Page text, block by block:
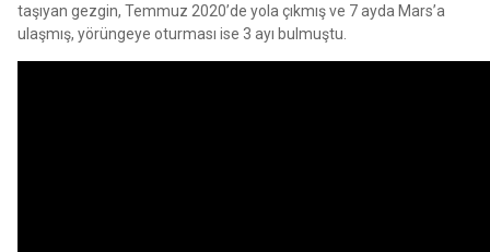
taşıyan gezgin, Temmuz 2020’de yola çıkmış ve 7 ayda Mars’a
ulaşmış, yörüngeye oturması ise 3 ayı bulmuştu.